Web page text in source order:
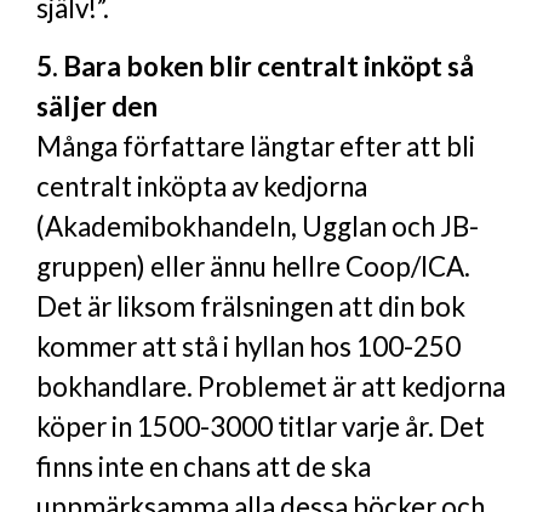
själv!”.
5. Bara boken blir centralt inköpt så
säljer den
Många författare längtar efter att bli
centralt inköpta av kedjorna
(Akademibokhandeln, Ugglan och JB-
gruppen) eller ännu hellre Coop/ICA.
Det är liksom frälsningen att din bok
kommer att stå i hyllan hos 100-250
bokhandlare. Problemet är att kedjorna
köper in 1500-3000 titlar varje år. Det
finns inte en chans att de ska